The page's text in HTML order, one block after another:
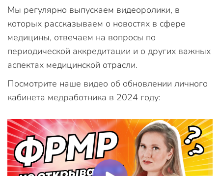
Мы регулярно выпускаем видеоролики, в
которых рассказываем о новостях в сфере
медицины, отвечаем на вопросы по
периодической аккредитации и о других важных
аспектах медицинской отрасли.
Посмотрите наше видео об обновлении личного
кабинета медработника в 2024 году: